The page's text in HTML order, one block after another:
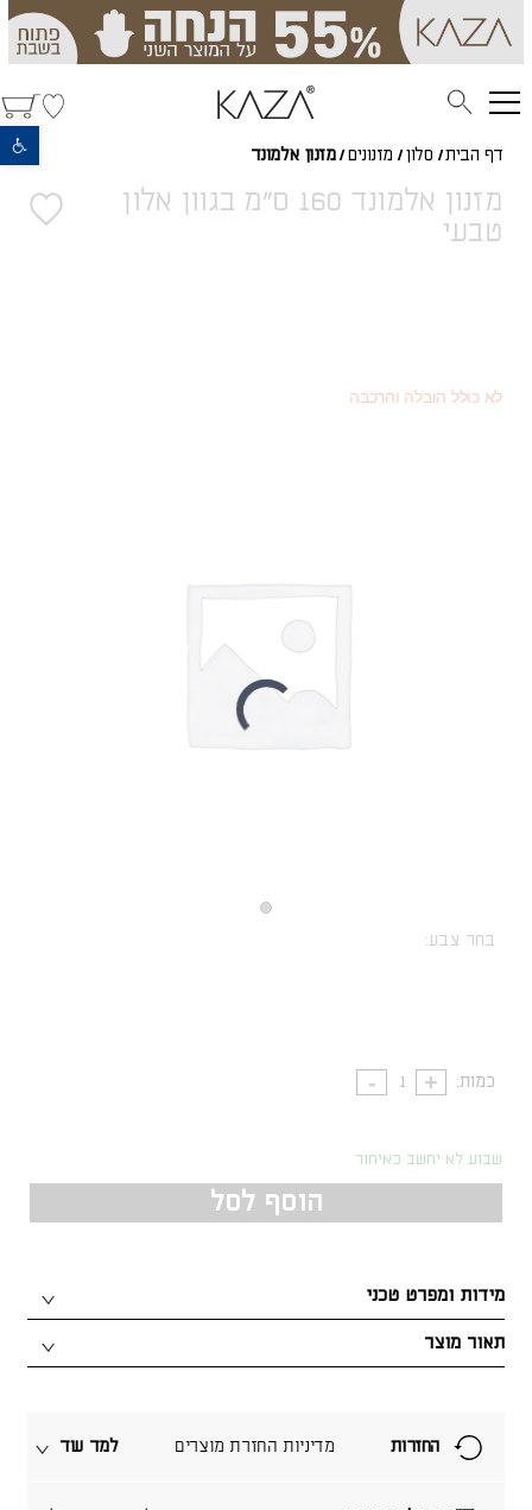
פתח סרגל נגישות
דף הבית/ סלון / מזנונים/ מזנון אלמונד
מזנון אלמונד 160 ס"מ בגוון אלון
טבעי
לא כולל הובלה והרכבה
בחר צבע:
כמות:
שבוע לא יחשב כאיחור
הוסף לסל
תאור מוצר
מידות ומפרט טכני
החזרות מדיניות החזרת מוצרים למד עוד